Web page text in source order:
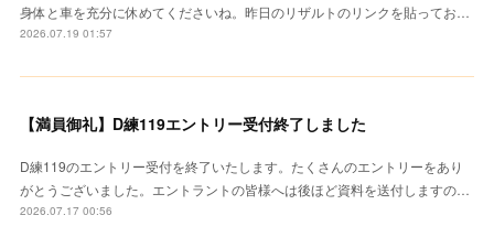
身体と車を充分に休めてくださいね。昨日のリザルトのリンクを貼ってお…
2026.07.19 01:57
【満員御礼】D練119エントリー受付終了しました
D練119のエントリー受付を終了いたします。たくさんのエントリーをあり
がとうございました。エントラントの皆様へは後ほど資料を送付しますの…
2026.07.17 00:56